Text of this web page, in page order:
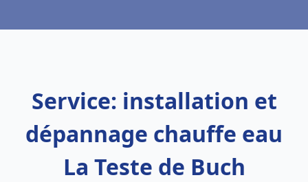
Service: installation et
dépannage chauffe eau
La Teste de Buch